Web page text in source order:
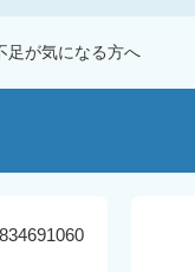
足が気になる方へ